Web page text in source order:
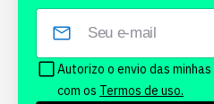
Autorizo o envio das
com os Termos de uso.